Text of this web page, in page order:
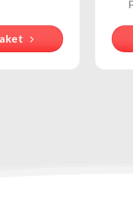
diasosiasikan